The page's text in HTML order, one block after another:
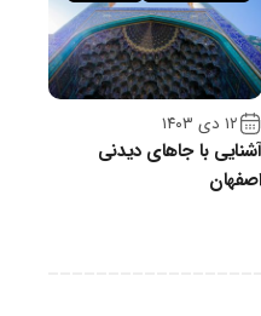
۱۲ دی ۱۴۰۳
آشنایی با جاهای دیدنی
اصفهان